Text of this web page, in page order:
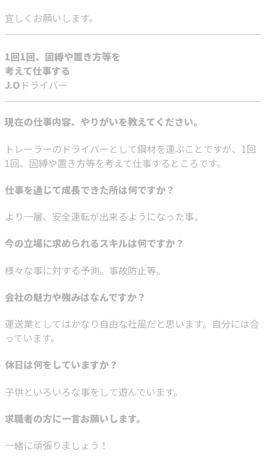
宜しくお願いします。
1回1回、固縛や置き方等を
考えて仕事する
J.O ドライバー
現在の仕事内容、やりがいを教えてください。
トレーラーのドライバーとして鋼材を運ぶことですが、1回
1回、固縛や置き方等を考えて仕事するところです。
仕事を通じて成長できた所は何ですか？
より一層、安全運転が出来るようになった事。
今の立場に求められるスキルは何ですか？
様々な事に対する予測。事故防止等。
会社の魅力や強みはなんですか？
運送業としてはかなり自由な社風だと思います。自分には合
っています。
休日は何をしていますか？
子供といろいろな事をして遊んでいます。
求職者の方に一言お願いします。
一緒に頑張りましょう！